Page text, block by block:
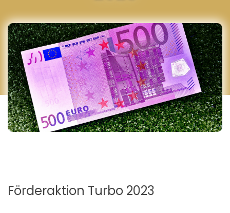
Förderaktion Turbo 2023